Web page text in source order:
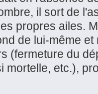
il sort de
propres ailes.
de lui-même
(fermeture du
mortelle, etc.),